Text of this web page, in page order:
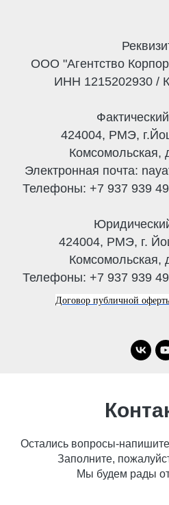
ООО "Агентство
ИНН 1215202930 /
424004, РМЭ,
Комсомольская,
Электронная почта:
Телефоны: +7 937 939
424004, РМЭ, г.
Комсомольская,
Телефоны: +7 937 939
Договор публичной
Остались вопросы-
Заполните,
Мы будем рады